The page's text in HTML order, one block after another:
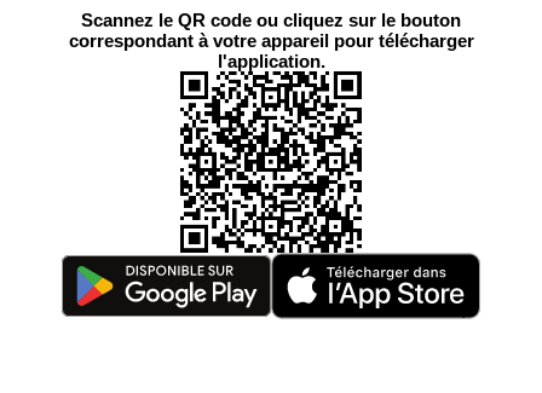
Scannez le QR code ou cliquez sur le bouton
correspondant à votre appareil pour télécharger
l'application.